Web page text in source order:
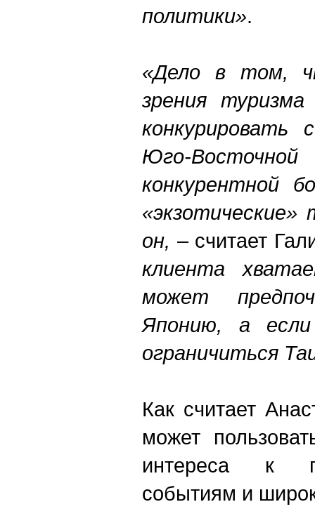
политики».
«Дело в том,
зрения
конкурировать
Юго-
конкурентной
он, – считает
клиента
может
Японию, а
ограничиться
Как считает
может
интереса к
событиям и